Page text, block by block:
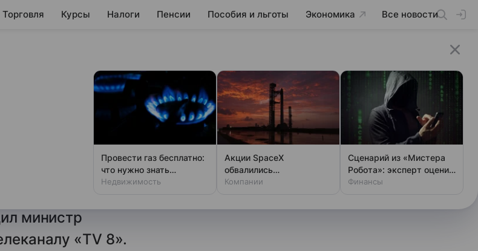
Торговля Курсы Налоги Пенсии Пособия и льготы Экономика Все новости
газа из США,
министр
«TV 8».
Провести газ бесплатно:
что нужно знать
владельцам дач
Недвижимость
Акции SpaceX
обвалились
одновременно с аварией
Компании
Сценарий из «Мистера
Робота»: эксперт оценил
шансы хакеров
Финансы